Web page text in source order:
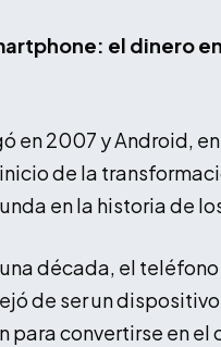
el dinero
en 2007 y Android,
de la
en la historia de
década, el teléfono
de ser un
para convertirse en el